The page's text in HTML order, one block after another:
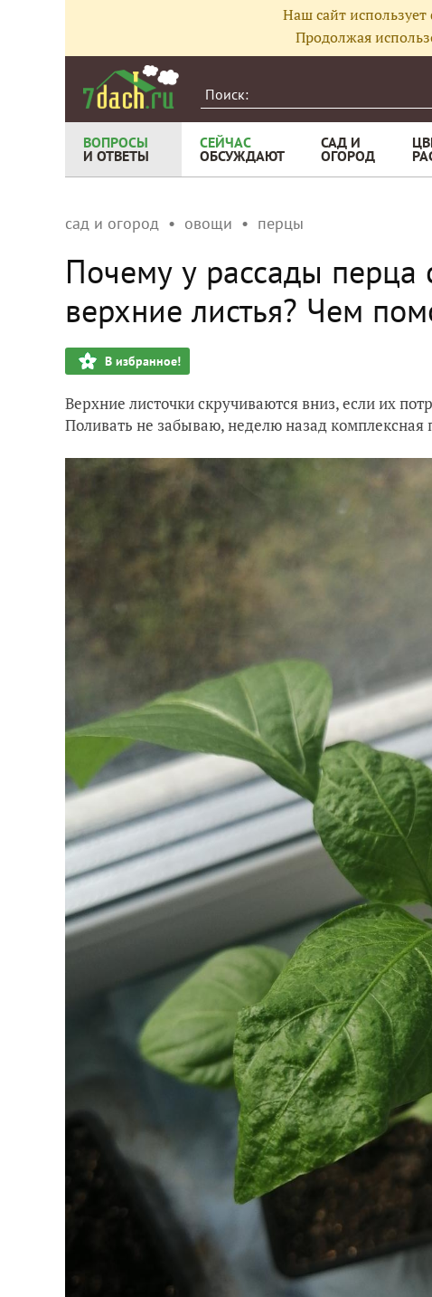
Наш сайт
Продолжая
ВОПРОСЫ
И ОТВЕТЫ
СЕЙЧАС
ОБСУЖДАЮТ
САД И
ОГОРОД
сад и огород овощи перцы
Почему у рассады перца
верхние листья? Чем
В избранное!
Верхние листочки скручиваются вниз, если их
Поливать не забываю, неделю назад